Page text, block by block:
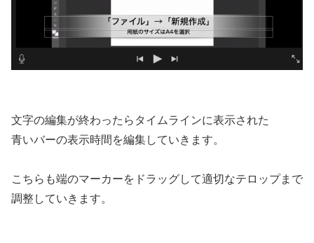
文字の編集が終わったらタイムラインに表示された
青いバーの表示時間を編集していきます。
こちらも端のマーカーをドラッグして適切なテロップまで
調整していきます。